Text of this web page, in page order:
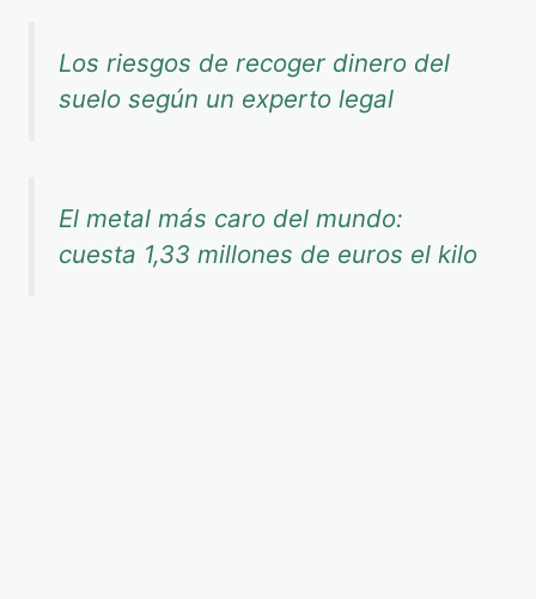
Los riesgos de recoger dinero del
suelo según un experto legal
El metal más caro del mundo:
cuesta 1,33 millones de euros el kilo